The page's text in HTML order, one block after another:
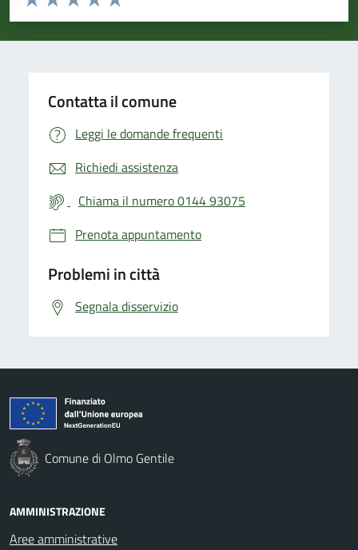
Valuta 5 stelle su 5
Valuta 4 stelle su 5
Valuta 3 stelle su 5
Valuta 2 stelle su 5
Valuta 1 stelle su 5
Contatta il comune
Leggi le domande frequenti
Richiedi assistenza
Chiama il numero 0144 93075
Prenota appuntamento
Problemi in città
Segnala disservizio
Comune di Olmo Gentile
AMMINISTRAZIONE
Aree amministrative